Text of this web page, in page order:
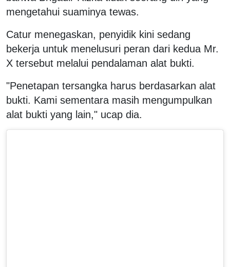
mengetahui suaminya tewas.
Catur menegaskan, penyidik kini sedang
bekerja untuk menelusuri peran dari kedua Mr.
X tersebut melalui pendalaman alat bukti.
"Penetapan tersangka harus berdasarkan alat
bukti. Kami sementara masih mengumpulkan
alat bukti yang lain," ucap dia.